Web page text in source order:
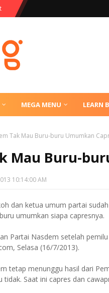
MEGA MENU LEARN
Tak Mau Buru-buru Umumkan
Mau Buru-
10:14:00 AM
dan ketua umum partai
umumkan siapa capresnya.
Partai Nasdem setelah
Selasa (16/7/2013).
tetap menunggu hasil dari
tidak. Saat ini capres dan